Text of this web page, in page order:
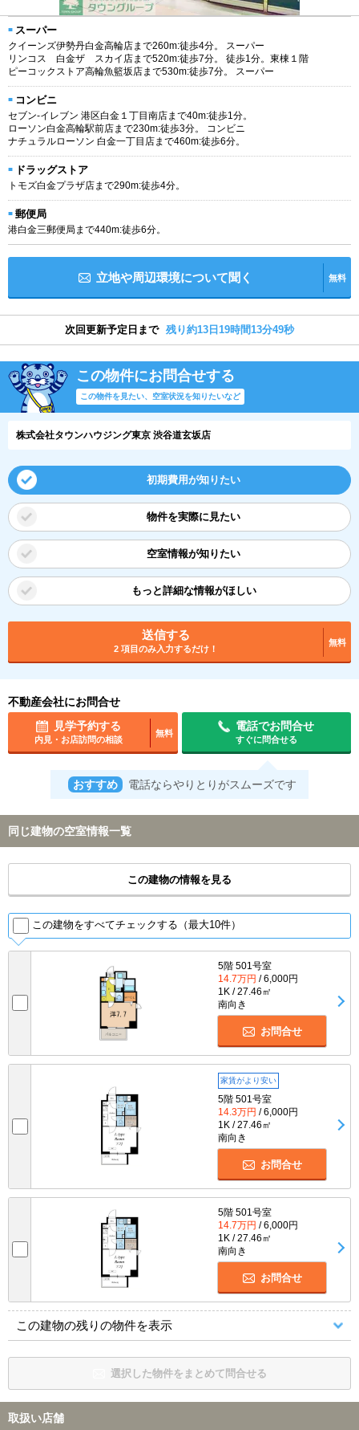
スーパー
クイーンズ伊勢丹白金高輪店まで260m:徒歩4分。 スーパー
リンコス 白金ザ スカイ店まで520m:徒歩7分。 徒歩1分。東棟１階
ピーコックストア高輪魚籃坂店まで530m:徒歩7分。 スーパー
コンビニ
セブン-イレブン 港区白金１丁目南店まで40m:徒歩1分。
ローソン白金高輪駅前店まで230m:徒歩3分。 コンビニ
ナチュラルローソン 白金一丁目店まで460m:徒歩6分。
ドラッグストア
トモズ白金プラザ店まで290m:徒歩4分。
郵便局
港白金三郵便局まで440m:徒歩6分。
立地や周辺環境について聞く 無料
次回更新予定日まで 残り約13日19時間13分49秒
この物件にお問合せする
この物件を見たい、空室状況を知りたいなど
株式会社タウンハウジング東京 渋谷道玄坂店
初期費用が知りたい
物件を実際に見たい
空室情報が知りたい
もっと詳細な情報がほしい
送信する
2 項目のみ入力するだけ！
無料
不動産会社にお問合せ
見学予約する
内見・お店訪問の相談
無料
電話でお問合せ
すぐに問合せる
おすすめ 電話ならやりとりがスムーズです
同じ建物の空室情報一覧
この建物の情報を見る
この建物をすべてチェックする（最大10件）
5階 501号室
14.7万円 / 6,000円
1K / 27.46㎡
南向き
お問合せ
家賃がより安い
5階 501号室
14.3万円 / 6,000円
1K / 27.46㎡
南向き
お問合せ
5階 501号室
14.7万円 / 6,000円
1K / 27.46㎡
南向き
お問合せ
この建物の残りの物件を表示
選択した物件をまとめて問合せる
取扱い店舗